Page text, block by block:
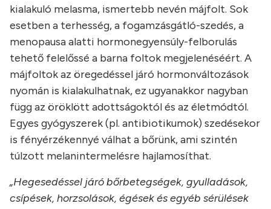
kialakuló melasma, ismertebb nevén májfolt. Sok
esetben a terhesség, a fogamzásgátló-szedés, a
menopausa alatti hormonegyensúly-felborulás
tehető felelőssé a barna foltok megjelenéséért. A
májfoltok az öregedéssel járó hormonváltozások
nyomán is kialakulhatnak, ez ugyanakkor nagyban
függ az öröklött adottságoktól és az életmódtól.
Egyes gyógyszerek (pl. antibiotikumok) szedésekor
is fényérzékennyé válhat a bőrünk, ami szintén
túlzott melanintermelésre hajlamosíthat.
„Hegesedéssel járó bőrbetegségek, gyulladások,
csípések, horzsolások, égések és egyéb sérülések